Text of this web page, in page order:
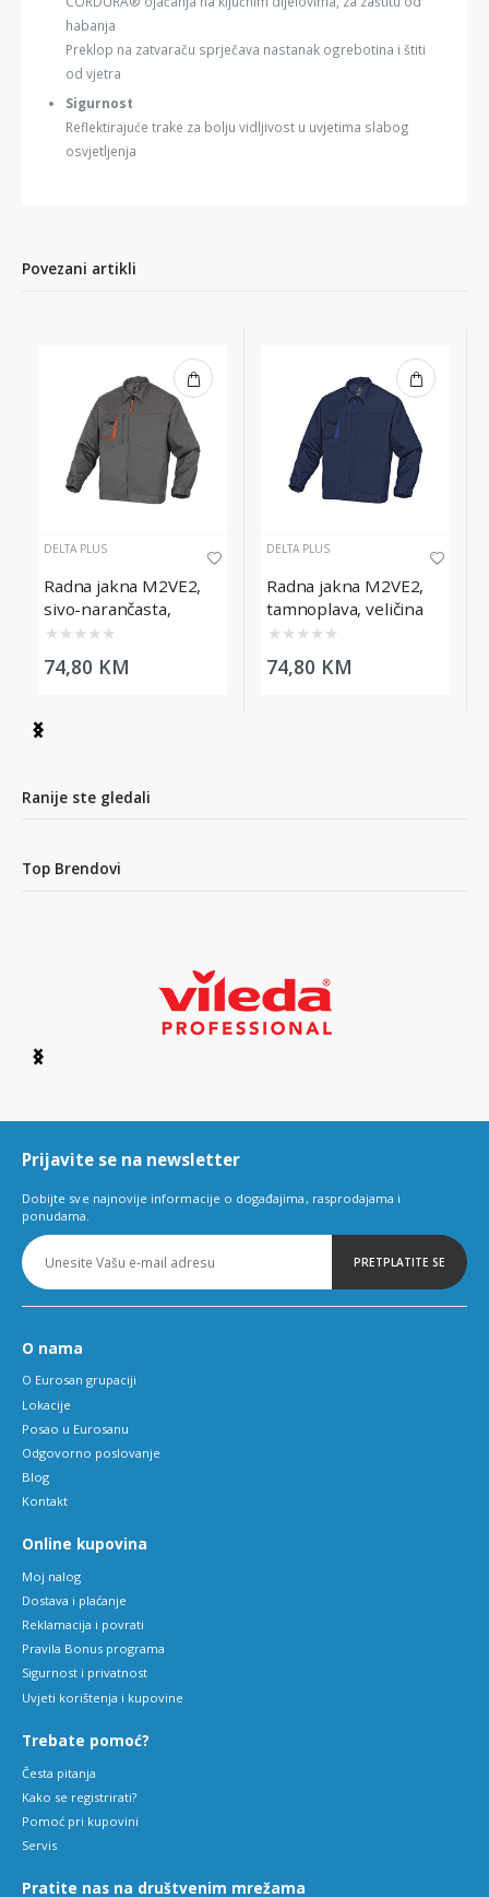
habanja
Preklop na zatvaraču sprječava nastanak ogrebotina i štiti
od vjetra
Sigurnost
Reflektirajuće trake za bolju vidljivost u uvjetima slabog
osvjetljenja
Povezani artikli
DELTA PLUS
Radna jakna M2VE2,
sivo-narančasta,
veličina XL
★ ★ ★ ★ ★
74,80 KM
DELTA PLUS
Radna jakna M2VE2,
tamnoplava, veličina
XL
★ ★ ★ ★ ★
74,80 KM
Item
5
Ranije ste gledali
Top Brendovi
Item
6
Prijavite se na newsletter
Dobijte sve najnovije informacije o događajima, rasprodajama i
ponudama.
PRETPLATITE SE
O nama
O Eurosan grupaciji
Lokacije
Posao u Eurosanu
Odgovorno poslovanje
Blog
Kontakt
Online kupovina
Moj nalog
Dostava i plaćanje
Reklamacija i povrati
Pravila Bonus programa
Sigurnost i privatnost
Uvjeti korištenja i kupovine
Trebate pomoć?
Česta pitanja
Kako se registrirati?
Pomoć pri kupovini
Servis
Pratite nas na društvenim mrežama